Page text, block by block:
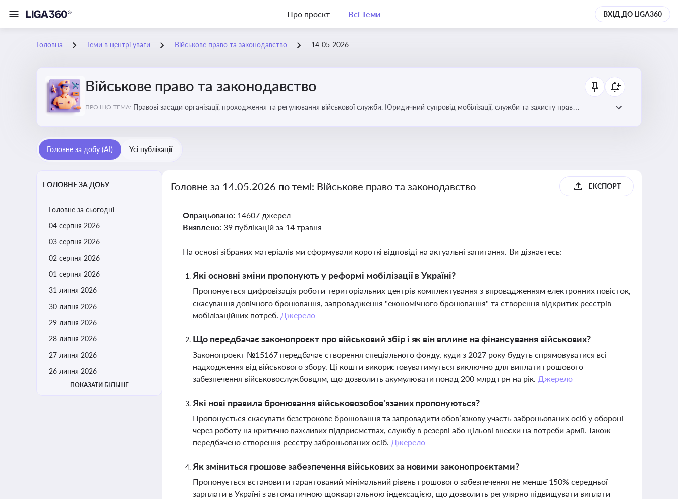
Про проєкт Всі Теми ВХІД ДО LIGA360
Головна Теми в центрі уваги Військове право та законодавство 14-05-2026
Військове право та законодавство
ПРО ЩО ТЕМА: Правові засади організації, проходження та регулювання військової служби. Юридичний супровід мобілізації, служби та захисту прав
Головне за добу (AI) Усі публікації
ГОЛОВНЕ ЗА ДОБУ
Головне за сьогодні
04 серпня 2026
03 серпня 2026
02 серпня 2026
01 серпня 2026
31 липня 2026
30 липня 2026
29 липня 2026
28 липня 2026
27 липня 2026
26 липня 2026
ПОКАЗАТИ БІЛЬШЕ
Головне за 14.05.2026 по темі: Військове право та законодавство ЕКСПОРТ
Опрацьовано: 14607 джерел
Виявлено: 39 публікацій за 14 травня
На основі зібраних матеріалів ми сформували короткі відповіді на актуальні запитання. Ви дізнаєтесь:
Які основні зміни пропонують у реформі мобілізації в Україні?
Пропонується цифровізація роботи територіальних центрів комплектування з впровадженням електронних повісток,
скасування довічного бронювання, запровадження "економічного бронювання" та створення відкритих реєстрів
мобілізаційних потреб. Джерело
Що передбачає законопроєкт про військовий збір і як він вплине на фінансування військових?
Законопроєкт №15167 передбачає створення спеціального фонду, куди з 2027 року будуть спрямовуватися всі
надходження від військового збору. Ці кошти використовуватимуться виключно для виплати грошового
забезпечення військовослужбовцям, що дозволить акумулювати понад 200 млрд грн на рік. Джерело
Які нові правила бронювання військовозобов'язаних пропонуються?
Пропонується скасувати безстрокове бронювання та запровадити обов’язкову участь заброньованих осіб у обороні
через роботу на критично важливих підприємствах, службу в резерві або цільові внески на потреби армії. Також
передбачено створення реєстру заброньованих осіб. Джерело
Як зміниться грошове забезпечення військових за новими законопроєктами?
Пропонується встановити гарантований мінімальний рівень грошового забезпечення не менше 150% середньої
зарплати в Україні з автоматичною щоквартальною індексацією, що дозволить регулярно підвищувати виплати